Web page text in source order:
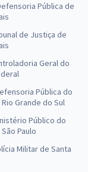
Pública de
de Justiça de
Geral do
Pública do
Grande do Sul
Público do
Paulo
Militar de Santa